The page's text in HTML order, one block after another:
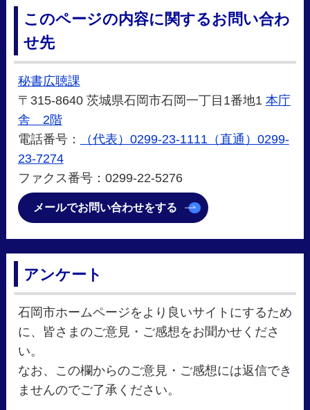
このページの内容に関するお問い合わ
せ先
秘書広聴課
〒315-8640 茨城県石岡市石岡一丁目1番地1 本庁
舎 2階
電話番号：
（代表）0299-23-1111（直通）0299-
23-7274
ファクス番号：0299-22-5276
メールでお問い合わせをする
アンケート
石岡市ホームページをより良いサイトにするため
に、皆さまのご意見・ご感想をお聞かせくださ
い。
なお、この欄からのご意見・ご感想には返信でき
ませんのでご了承ください。